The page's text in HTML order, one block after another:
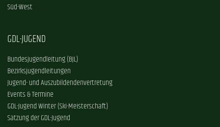
Süd-West
GDL-JUGEND
Bundesjugendleitung (BJL)
Bezirksjugendleitungen
Jugend- und Auszubildendenvertretung
Events & Termine
GDL-Jugend Winter (Ski-Meisterschaft)
Satzung der GDL-Jugend